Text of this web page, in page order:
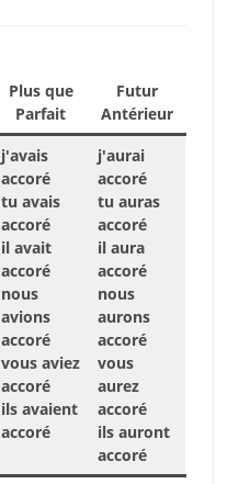
Plus que
Parfait
Futur
Antérieur
j'avais
accoré
tu avais
accoré
il avait
accoré
nous
avions
accoré
vous aviez
accoré
ils avaient
accoré
j'aurai
accoré
tu auras
accoré
il aura
accoré
nous
aurons
accoré
vous
aurez
accoré
ils auront
accoré